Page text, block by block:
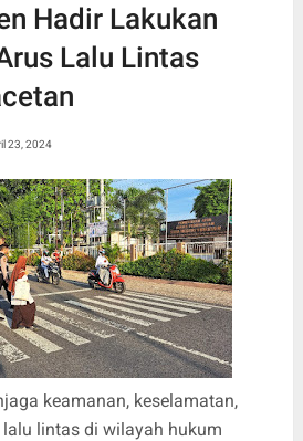
Hadir Lakukan
Lalu Lintas
23, 2024
keamanan, keselamatan,
lintas di wilayah hukum